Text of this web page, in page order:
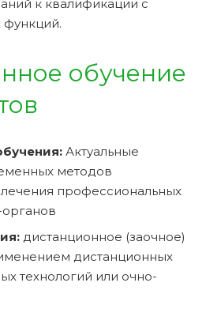
к квалификации с
обучение
Актуальные
методов
лечения профессиональных
дистанционное (заочное)
дистанционных
технологий или очно-